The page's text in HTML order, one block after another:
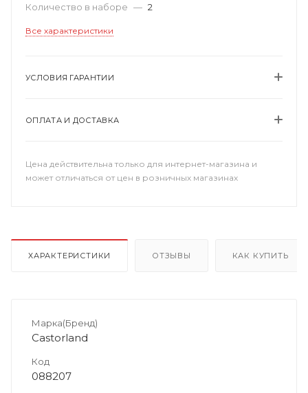
Количество в наборе — 2
Все характеристики
УСЛОВИЯ ГАРАНТИИ
ОПЛАТА И ДОСТАВКА
Цена действительна только для интернет-магазина и
может отличаться от цен в розничных магазинах
ХАРАКТЕРИСТИКИ ОТЗЫВЫ КАК КУПИТЬ
Марка(Бренд)
Castorland
Код
088207